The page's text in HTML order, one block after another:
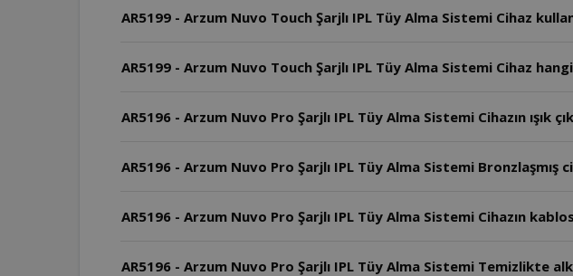
AR5199 - Arzum Nuvo Touch Şarjlı IPL Tüy Alma Sistemi Cihaz
AR5199 - Arzum Nuvo Touch Şarjlı IPL Tüy Alma Sistemi Cihaz
AR5196 - Arzum Nuvo Pro Şarjlı IPL Tüy Alma Sistemi Cihazın ışık
AR5196 - Arzum Nuvo Pro Şarjlı IPL Tüy Alma Sistemi
AR5196 - Arzum Nuvo Pro Şarjlı IPL Tüy Alma Sistemi Cihazın
AR5196 - Arzum Nuvo Pro Şarjlı IPL Tüy Alma Sistemi Temizlikte